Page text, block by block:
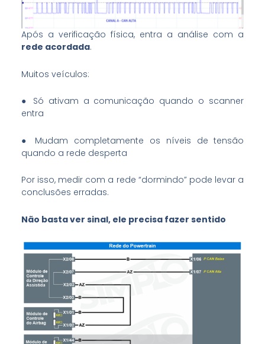
Após a verificação física, entra a análise com a
rede acordada.
Muitos veículos:
● Só ativam a comunicação quando o scanner
entra
● Mudam completamente os níveis de tensão
quando a rede desperta
Por isso, medir com a rede “dormindo” pode levar a
conclusões erradas.
Não basta ver sinal, ele precisa fazer sentido